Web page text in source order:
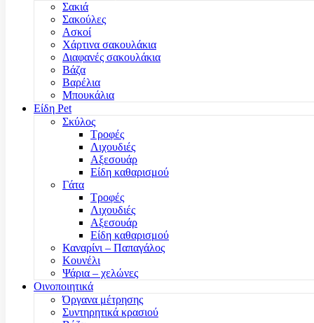
Σακιά
Σακούλες
Ασκοί
Χάρτινα σακουλάκια
Διαφανές σακουλάκια
Βάζα
Βαρέλια
Μπουκάλια
Είδη Pet
Σκύλος
Τροφές
Λιχουδιές
Αξεσουάρ
Είδη καθαρισμού
Γάτα
Τροφές
Λιχουδιές
Αξεσουάρ
Είδη καθαρισμού
Καναρίνι – Παπαγάλος
Κουνέλι
Ψάρια – χελώνες
Οινοποιητικά
Όργανα μέτρησης
Συντηρητικά κρασιού